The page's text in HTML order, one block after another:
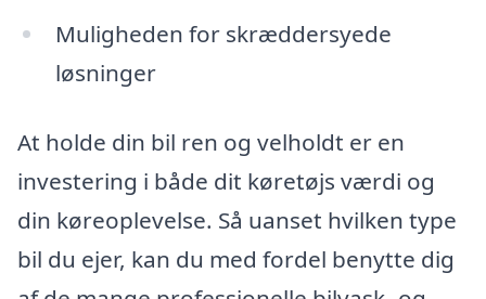
Muligheden for skræddersyede
løsninger
At holde din bil ren og velholdt er en
investering i både dit køretøjs værdi og
din køreoplevelse. Så uanset hvilken type
bil du ejer, kan du med fordel benytte dig